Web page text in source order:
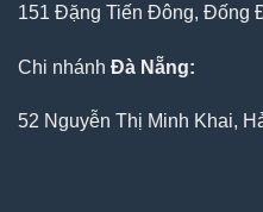
151 Đặng Tiến Đông, Đống
Chi nhánh Đà Nẵng:
52 Nguyễn Thị Minh Khai,